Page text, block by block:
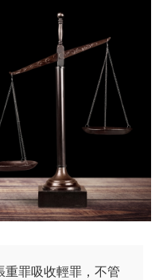
重罪吸收輕罪，不管